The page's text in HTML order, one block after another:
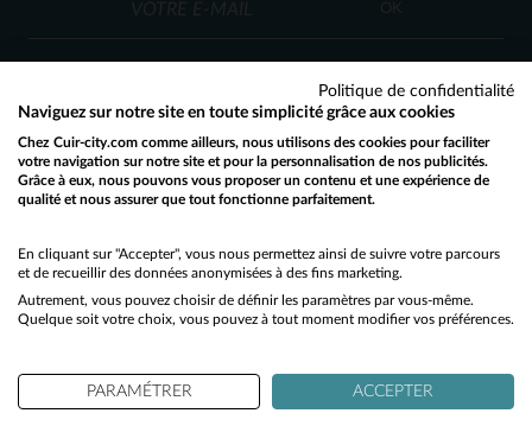
OK
SERVICE CLIENT
Nos conseillers sont à votre écoute
du lundi au vendredi de 10h à 12h30
et de 13h30 à 18h.
NOS PARTENAIRES DE CONFIANCE
Would you like to be redirected to our English site?
No
Yes
Politique de confidentialité
Naviguez sur notre site en toute simplicité grâce aux cookies
Chez Cuir-city.com comme ailleurs, nous utilisons des cookies pour faciliter
votre navigation sur notre site et pour la personnalisation de nos publicités.
Grâce à eux, nous pouvons vous proposer un contenu et une expérience de
qualité et nous assurer que tout fonctionne parfaitement.
En cliquant sur "Accepter", vous nous permettez ainsi de suivre votre parcours
et de recueillir des données anonymisées à des fins marketing.
Autrement, vous pouvez choisir de définir les paramètres par vous-même.
Quelque soit votre choix, vous pouvez à tout moment modifier vos préférences.
PARAMÉTRER ACCEPTER